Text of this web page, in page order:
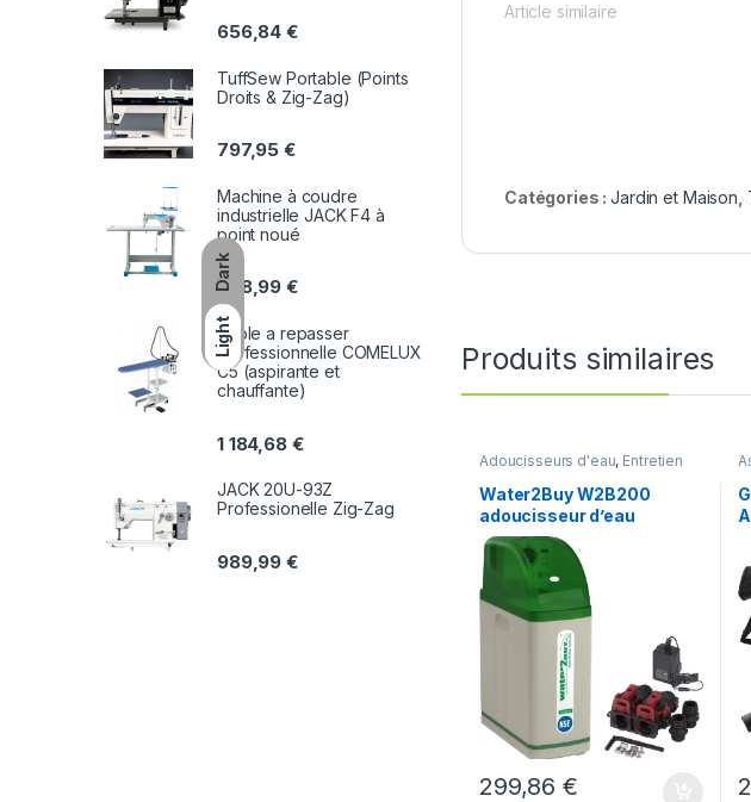
Dark
Light
Article similaire
Catégories :Jardin et Maison
Produits similaires
Adoucisseurs d'eau, Entretien
Water2Buy W2B200
adoucisseur d’eau
299,86€
656,84€
TuffSew Portable (Points
Droits & Zig-Zag)
797,95€
Machine à coudre
industrielle JACK F4 à
point noué
998,99€
Table a repasser
professionnelle COMELUX
C5 (aspirante et
chauffante)
1 184,68 €
JACK 20U-93Z
Professionelle Zig-Zag
989,99€